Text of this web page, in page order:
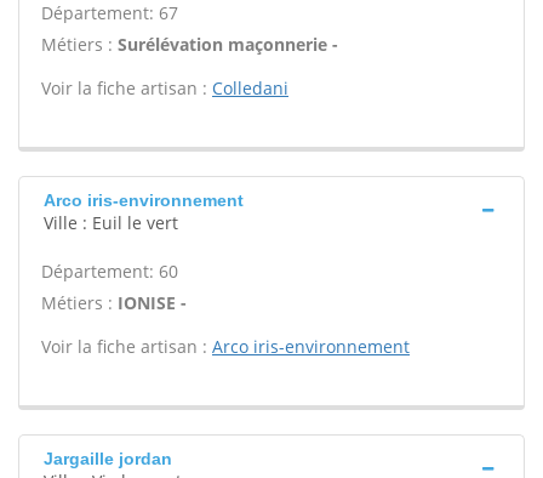
Département: 67
Métiers : Surélévation maçonnerie -
Voir la fiche artisan : Colledani
Arco iris-environnement
Ville : Euil le vert
Département: 60
Métiers : IONISE -
Voir la fiche artisan : Arco iris-environnement
Jargaille jordan